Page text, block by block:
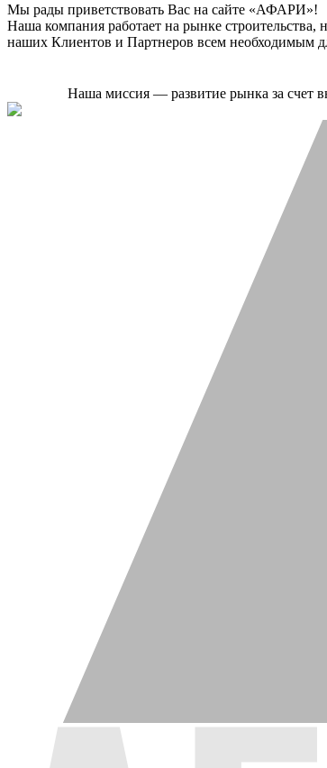
Мы рады приветствовать Вас на сайте «АФАРИ»!
Наша компания работает на рынке
наших Клиентов и Партнеров всем необходимым
Наша миссия — развитие рынка за счет